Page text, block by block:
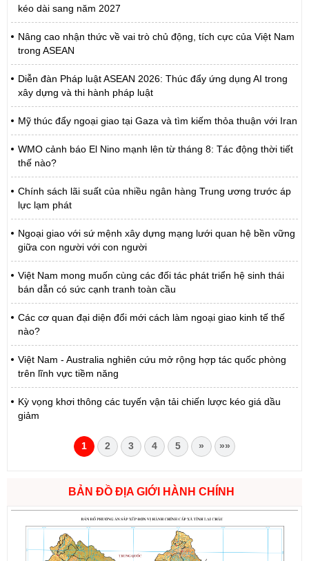
kéo dài sang năm 2027
Nâng cao nhận thức về vai trò chủ động, tích cực của Việt Nam
trong ASEAN
Diễn đàn Pháp luật ASEAN 2026: Thúc đẩy ứng dụng AI trong
xây dựng và thi hành pháp luật
Mỹ thúc đẩy ngoại giao tại Gaza và tìm kiếm thỏa thuận với Iran
WMO cảnh báo El Nino mạnh lên từ tháng 8: Tác động thời tiết
thế nào?
Chính sách lãi suất của nhiều ngân hàng Trung ương trước áp
lực lạm phát
Ngoại giao với sứ mệnh xây dựng mạng lưới quan hệ bền vững
giữa con người với con người
Việt Nam mong muốn cùng các đối tác phát triển hệ sinh thái
bán dẫn có sức cạnh tranh toàn cầu
Các cơ quan đại diện đổi mới cách làm ngoại giao kinh tế thế
nào?
Việt Nam - Australia nghiên cứu mở rộng hợp tác quốc phòng
trên lĩnh vực tiềm năng
Kỳ vọng khơi thông các tuyến vận tải chiến lược kéo giá dầu
giảm
1 2 3 4 5 » »»
BẢN ĐỒ ĐỊA GIỚI HÀNH CHÍNH